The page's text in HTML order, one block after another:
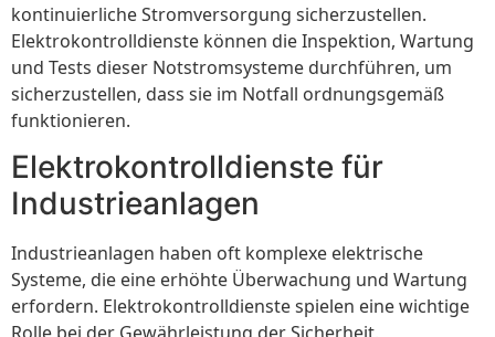
kontinuierliche Stromversorgung sicherzustellen.
Elektrokontrolldienste können die Inspektion, Wartung
und Tests dieser Notstromsysteme durchführen, um
sicherzustellen, dass sie im Notfall ordnungsgemäß
funktionieren.
Elektrokontrolldienste für
Industrieanlagen
Industrieanlagen haben oft komplexe elektrische
Systeme, die eine erhöhte Überwachung und Wartung
erfordern. Elektrokontrolldienste spielen eine wichtige